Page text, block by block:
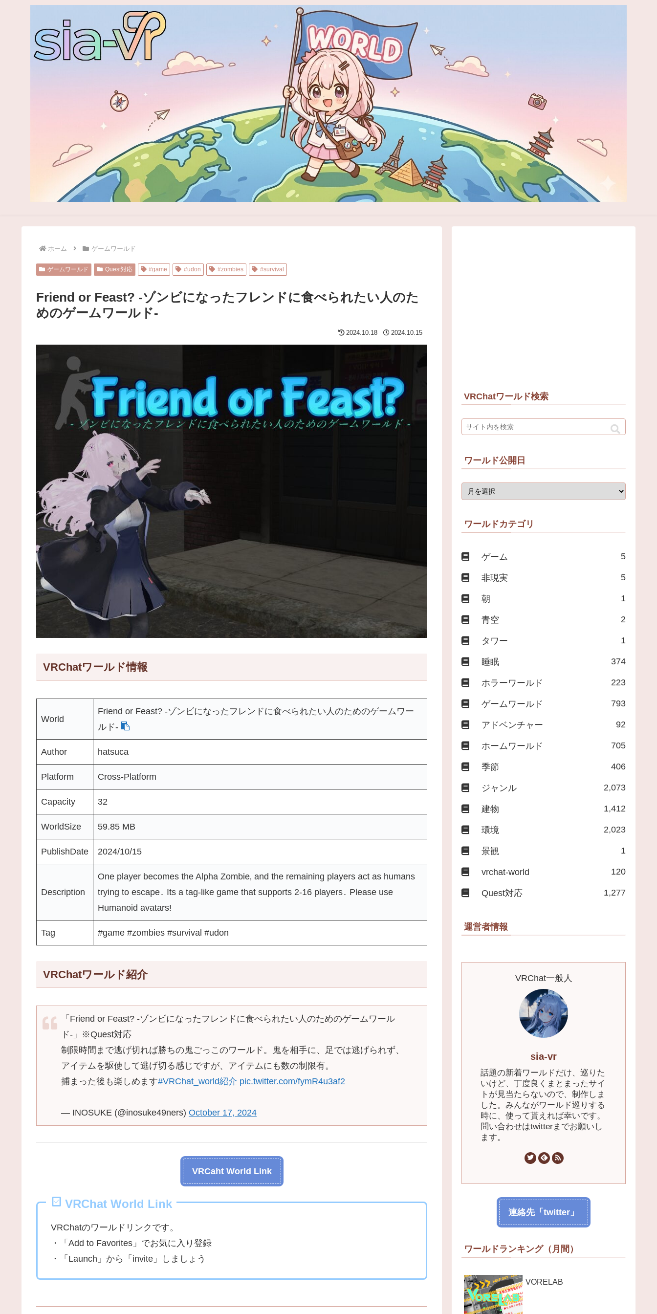
ホーム ゲームワールド
ゲームワールド Quest対応 #game #udon #zombies #survival
Friend or Feast? -ゾンビになったフレンドに食べられたい人のた
めのゲームワールド-
2024.10.18 2024.10.15
VRChatワールド情報
World
Friend or Feast? -ゾンビになったフレンドに食べられたい人のためのゲームワー
ルド-
Author hatsuca
Platform Cross-Platform
Capacity 32
WorldSize 59.85 MB
PublishDate 2024/10/15
Description
One player becomes the Alpha Zombie‚ and the remaining players act as humans
trying to escape․ Its a tag-like game that supports 2-16 players․ Please use
Humanoid avatarsǃ
Tag #game #zombies #survival #udon
VRChatワールド紹介
「Friend or Feast? -ゾンビになったフレンドに食べられたい人のためのゲームワール
ド-」※Quest対応
制限時間まで逃げ切れば勝ちの鬼ごっこのワールド。鬼を相手に、足では逃げられず、
アイテムを駆使して逃げ切る感じですが、アイテムにも数の制限有。
捕まった後も楽しめます#VRChat_world紹介 pic.twitter.com/fymR4u3af2
— INOSUKE (@inosuke49ners) October 17, 2024
VRCaht World Link
VRChat World Link
VRChatのワールドリンクです。
・「Add to Favorites」でお気に入り登録
・「Launch」から「invite」しましょう
VRChatワールド検索
ワールド公開日
ワールドカテゴリ
ゲーム 5
非現実 5
朝 1
青空 2
タワー 1
睡眠 374
ホラーワールド 223
ゲームワールド 793
アドベンチャー 92
ホームワールド 705
季節 406
ジャンル 2,073
建物 1,412
環境 2,023
景観 1
vrchat-world 120
Quest対応 1,277
運営者情報
VRChat一般人
sia-vr
話題の新着ワールドだけ、巡りた
いけど、丁度良くまとまったサイ
トが見当たらないので、制作しま
した。みんながワールド巡りする
時に、使って貰えれば幸いです。
問い合わせはtwitterまでお願いし
ます。
連絡先「twitter」
ワールドランキング（月間）
VORELAB